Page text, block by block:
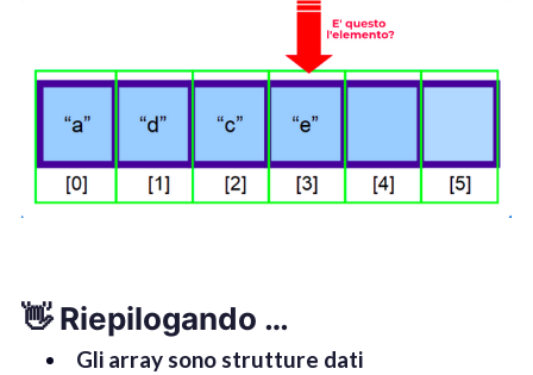
👋Riepilogando …
Gli array sono strutture dati